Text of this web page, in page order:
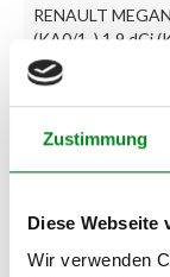
Zustimmung
Diese Webseite
Wir verwenden
RENAULT
(KA0/1_) 1.9 dCi
KA1F)
RENAULT
(KA0/1_) 1.9 dTi
RENAULT
Limousine (LA0/